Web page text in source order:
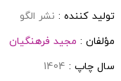
تولید کننده : نشر الگو
مؤلفان : مجید فرهنگیان
سال چاپ : 1404